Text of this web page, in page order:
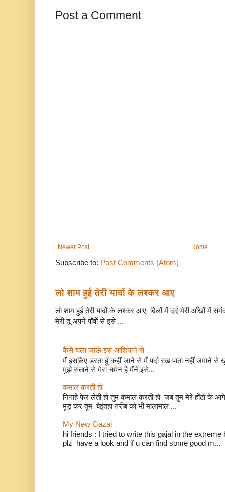
Post a Comment
Newer Post Home
Subscribe to: Post Comments (Atom)
लो शाम हुई तेरी यादों के लश्कर आए
लो शाम हुई तेरी यादों के लश्कर आए दिलों में दर्द मेरी आँखों में
मेरी तू अपने पाँवों से इसे ...
कैसे चला जाऊं इस आशियाने से
मैं इसलिए डरता हूँ कहीं जाने से मैं पर्दा रख पाता नहीं जमाने
मुझे सताने से मेरा चमन है मैंने इसे...
कमाल करती हो
निगाहें फेर लेती हो तुम कमाल करती हो जब तुम मेरे होंठों के
मुड़ कर तुम बेइंतहा ग़रीब को भी मालामाल ...
My New Gazal
hi friends : I tried to write this gajal in the
plz have a look and if u can find some good m...